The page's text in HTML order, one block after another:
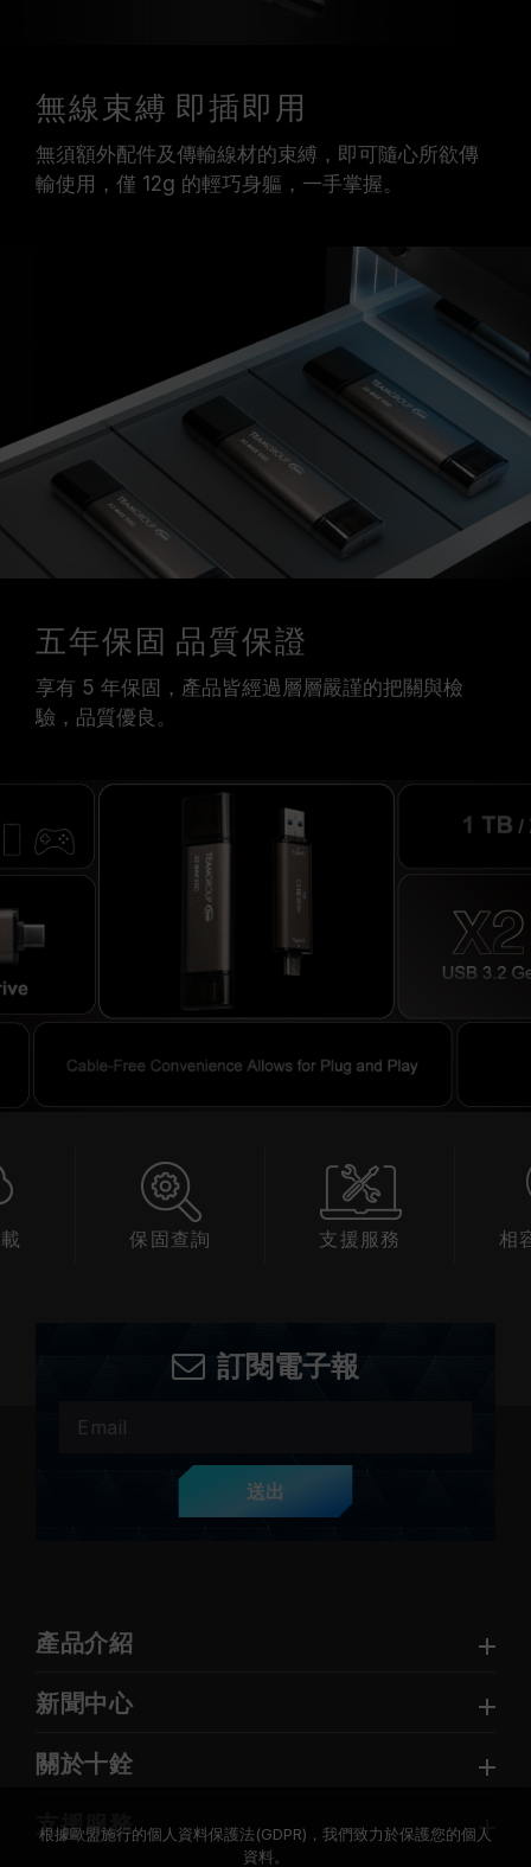
無線束縛 即插即用
無須額外配件及傳輸線材的束縛，即可隨心所欲傳
輸使用，僅 12g 的輕巧身軀，一手掌握。
五年保固 品質保證
享有 5 年保固，產品皆經過層層嚴謹的把關與檢
驗，品質優良。
保固查詢 支援服務 相
訂閱電子報
送出
產品介紹
新聞中心
關於十銓
支援服務
根據歐盟施行的個人資料保護法(GDPR)，我們致力於保護您的個人
資料。